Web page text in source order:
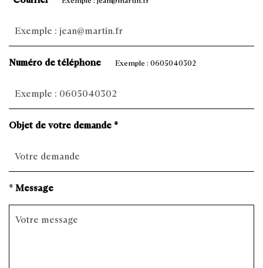
Numéro de téléphone Exemple : 0605040302
Objet de votre demande *
* Message